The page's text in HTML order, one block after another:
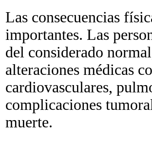
Las consecuencias
importantes. Las
del considerado
alteraciones médicas
cardiovasculares,
complicaciones
muerte.